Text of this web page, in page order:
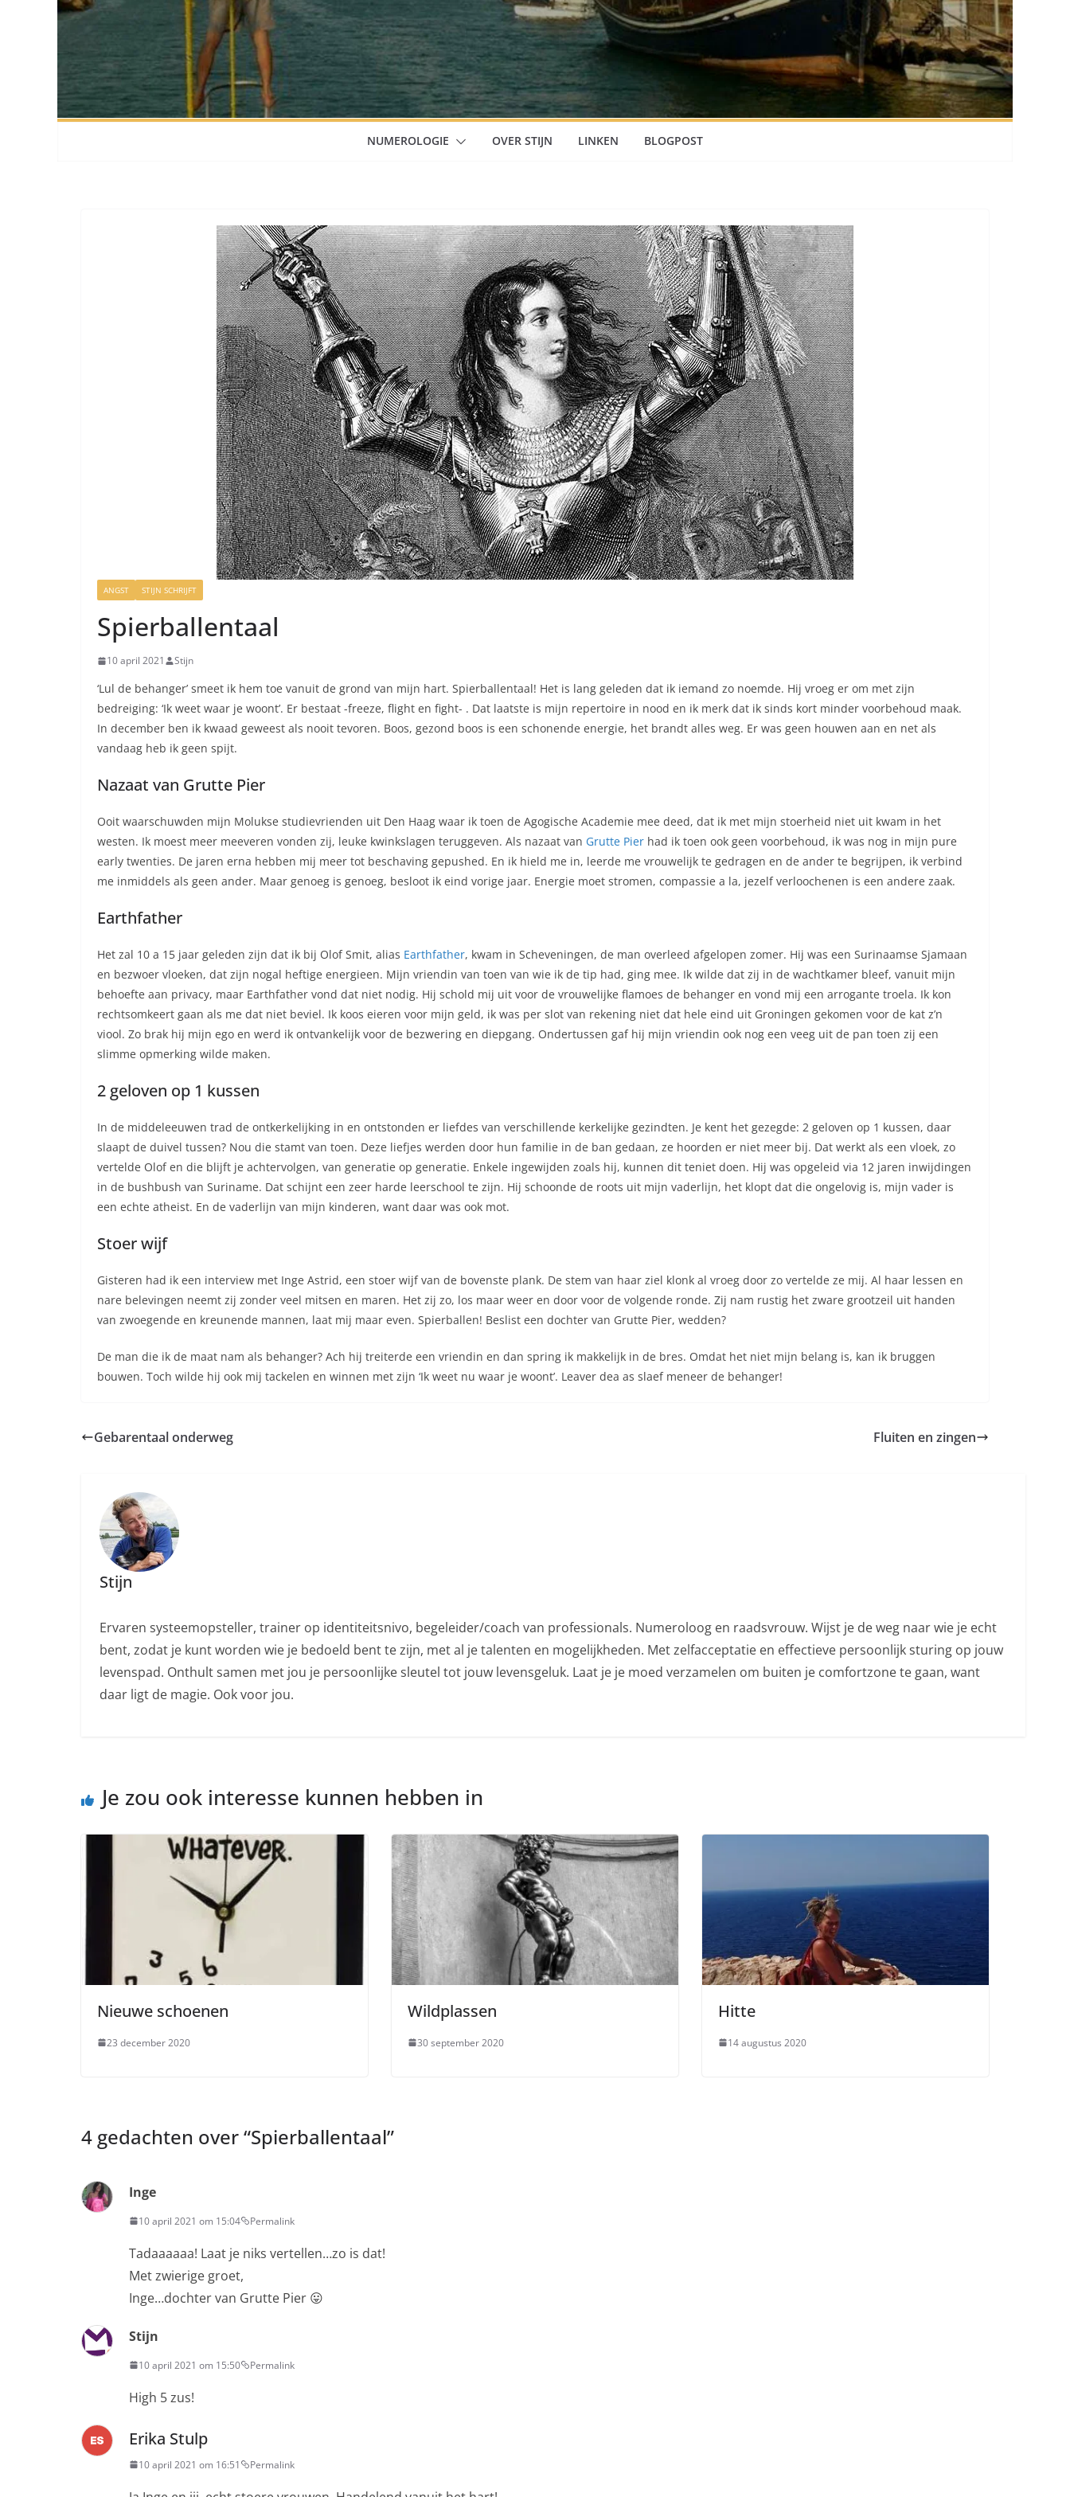
NUMEROLOGIE OVER STIJN LINKEN BLOGPOST
ANGST STIJN SCHRIJFT
Spierballentaal
10 april 2021 Stijn
‘Lul de behanger’ smeet ik hem toe vanuit de grond van mijn hart. Spierballentaal! Het is lang geleden dat ik iemand zo noemde. Hij vroeg er om met zijn
bedreiging: ‘Ik weet waar je woont’. Er bestaat -freeze, flight en fight- . Dat laatste is mijn repertoire in nood en ik merk dat ik sinds kort minder voorbehoud maak.
In december ben ik kwaad geweest als nooit tevoren. Boos, gezond boos is een schonende energie, het brandt alles weg. Er was geen houwen aan en net als
vandaag heb ik geen spijt.
Nazaat van Grutte Pier
Ooit waarschuwden mijn Molukse studievrienden uit Den Haag waar ik toen de Agogische Academie mee deed, dat ik met mijn stoerheid niet uit kwam in het
westen. Ik moest meer meeveren vonden zij, leuke kwinkslagen teruggeven. Als nazaat van Grutte Pier had ik toen ook geen voorbehoud, ik was nog in mijn pure
early twenties. De jaren erna hebben mij meer tot beschaving gepushed. En ik hield me in, leerde me vrouwelijk te gedragen en de ander te begrijpen, ik verbind
me inmiddels als geen ander. Maar genoeg is genoeg, besloot ik eind vorige jaar. Energie moet stromen, compassie a la, jezelf verloochenen is een andere zaak.
Earthfather
Het zal 10 a 15 jaar geleden zijn dat ik bij Olof Smit, alias Earthfather, kwam in Scheveningen, de man overleed afgelopen zomer. Hij was een Surinaamse Sjamaan
en bezwoer vloeken, dat zijn nogal heftige energieen. Mijn vriendin van toen van wie ik de tip had, ging mee. Ik wilde dat zij in de wachtkamer bleef, vanuit mijn
behoefte aan privacy, maar Earthfather vond dat niet nodig. Hij schold mij uit voor de vrouwelijke flamoes de behanger en vond mij een arrogante troela. Ik kon
rechtsomkeert gaan als me dat niet beviel. Ik koos eieren voor mijn geld, ik was per slot van rekening niet dat hele eind uit Groningen gekomen voor de kat z’n
viool. Zo brak hij mijn ego en werd ik ontvankelijk voor de bezwering en diepgang. Ondertussen gaf hij mijn vriendin ook nog een veeg uit de pan toen zij een
slimme opmerking wilde maken.
2 geloven op 1 kussen
In de middeleeuwen trad de ontkerkelijking in en ontstonden er liefdes van verschillende kerkelijke gezindten. Je kent het gezegde: 2 geloven op 1 kussen, daar
slaapt de duivel tussen? Nou die stamt van toen. Deze liefjes werden door hun familie in de ban gedaan, ze hoorden er niet meer bij. Dat werkt als een vloek, zo
vertelde Olof en die blijft je achtervolgen, van generatie op generatie. Enkele ingewijden zoals hij, kunnen dit teniet doen. Hij was opgeleid via 12 jaren inwijdingen
in de bushbush van Suriname. Dat schijnt een zeer harde leerschool te zijn. Hij schoonde de roots uit mijn vaderlijn, het klopt dat die ongelovig is, mijn vader is
een echte atheist. En de vaderlijn van mijn kinderen, want daar was ook mot.
Stoer wijf
Gisteren had ik een interview met Inge Astrid, een stoer wijf van de bovenste plank. De stem van haar ziel klonk al vroeg door zo vertelde ze mij. Al haar lessen en
nare belevingen neemt zij zonder veel mitsen en maren. Het zij zo, los maar weer en door voor de volgende ronde. Zij nam rustig het zware grootzeil uit handen
van zwoegende en kreunende mannen, laat mij maar even. Spierballen! Beslist een dochter van Grutte Pier, wedden?
De man die ik de maat nam als behanger? Ach hij treiterde een vriendin en dan spring ik makkelijk in de bres. Omdat het niet mijn belang is, kan ik bruggen
bouwen. Toch wilde hij ook mij tackelen en winnen met zijn ‘Ik weet nu waar je woont’. Leaver dea as slaef meneer de behanger!
Gebarentaal onderweg Fluiten en zingen
Stijn
Ervaren systeemopsteller, trainer op identiteitsnivo, begeleider/coach van professionals. Numeroloog en raadsvrouw. Wijst je de weg naar wie je echt
bent, zodat je kunt worden wie je bedoeld bent te zijn, met al je talenten en mogelijkheden. Met zelfacceptatie en effectieve persoonlijk sturing op jouw
levenspad. Onthult samen met jou je persoonlijke sleutel tot jouw levensgeluk. Laat je je moed verzamelen om buiten je comfortzone te gaan, want
daar ligt de magie. Ook voor jou.
Je zou ook interesse kunnen hebben in
Nieuwe schoenen
23 december 2020
Wildplassen
30 september 2020
Hitte
14 augustus 2020
4 gedachten over “Spierballentaal”
Inge
10 april 2021 om 15:04 Permalink
Tadaaaaaa! Laat je niks vertellen…zo is dat!
Met zwierige groet,
Inge…dochter van Grutte Pier 😛
Stijn
10 april 2021 om 15:50 Permalink
High 5 zus!
Erika Stulp
10 april 2021 om 16:51 Permalink